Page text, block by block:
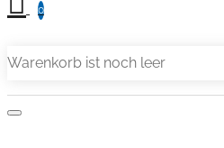
0
Warenkorb ist noch leer